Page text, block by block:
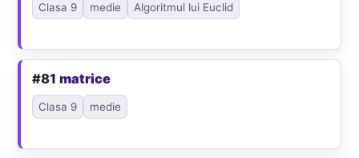
Clasa 9 medie Algoritmul lui Euclid
#81matrice
Clasa 9 medie